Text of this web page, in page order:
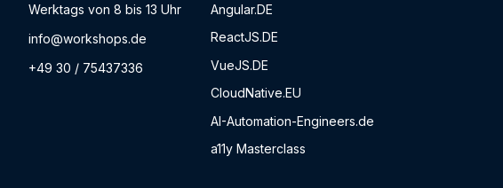
Werktags von 8 bis 13 Uhr
info@workshops.de
+49 30 / 75437336
Angular.DE
ReactJS.DE
VueJS.DE
CloudNative.EU
AI-Automation-Engineers.de
a11y Masterclass